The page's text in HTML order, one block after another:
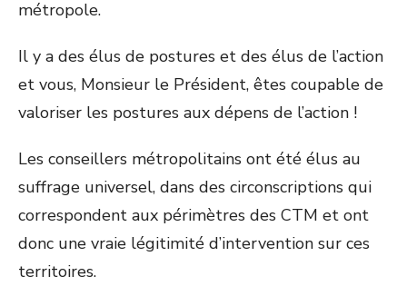
métropole.
Il y a des élus de postures et des élus de l’action
et vous, Monsieur le Président, êtes coupable de
valoriser les postures aux dépens de l’action !
Les conseillers métropolitains ont été élus au
suffrage universel, dans des circonscriptions qui
correspondent aux périmètres des CTM et ont
donc une vraie légitimité d’intervention sur ces
territoires.